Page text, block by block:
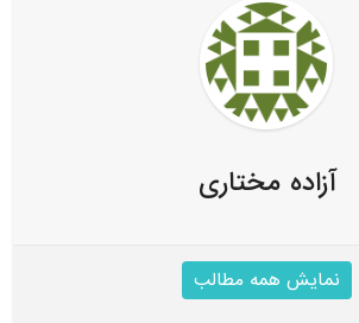
آزاده مختاری
نمایش همه مطالب